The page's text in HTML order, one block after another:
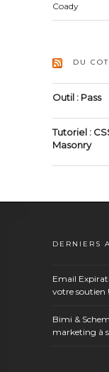
Coady
DU
Outil : Pass
Tutoriel :
Masonry
DERNIERS
Email
votre soutien !
Bimi &
marketing à